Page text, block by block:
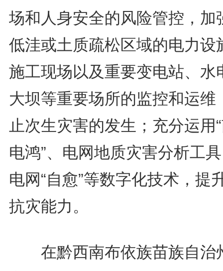
场和人身安全的风险管控，加
低洼或土质疏松区域的电力设
施工现场以及重要变电站、水
大坝等重要场所的监控和运维
止次生灾害的发生；充分运用
电鸿”、电网地质灾害分析工
电网“自愈”等数字化技术，提
抗灾能力。
在黔西南布依族苗族自治